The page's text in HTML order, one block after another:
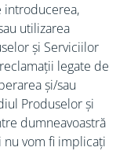
introducerea,
utilizarea
și Serviciilor
legate de
și/sau
Produselor și
dumneavoastră
vom fi implicați